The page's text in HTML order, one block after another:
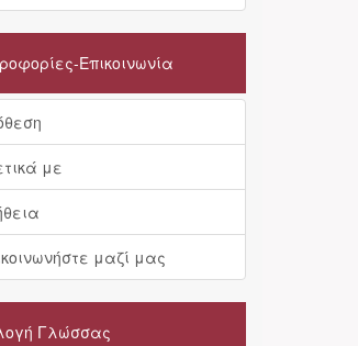
Επικοινωνία
με
μαζί μας
Γλώσσας